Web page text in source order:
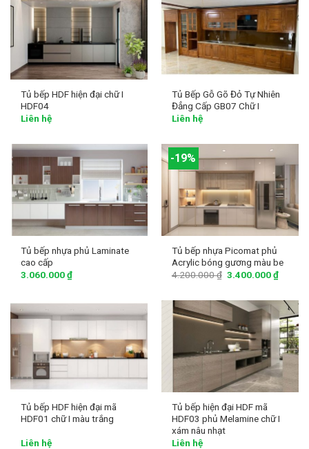
Tủ bếp HDF hiện đại chữ I
HDF04
Liên hệ
Tủ Bếp Gỗ Gõ Đỏ Tự Nhiên
Đẳng Cấp GB07 Chữ I
Liên hệ
Tủ bếp nhựa phủ Laminate
cao cấp
3.060.000₫
-19%
Tủ bếp nhựa Picomat phủ
Acrylic bóng gương màu be
4.200.000₫ 3.400.000₫
Tủ bếp HDF hiện đại mã
HDF01 chữ I màu trắng
Liên hệ
Tủ bếp hiện đại HDF mã
HDF03 phủ Melamine chữ I
xám nâu nhạt
Liên hệ